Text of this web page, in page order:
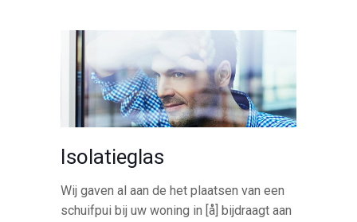
Isolatieglas
Wij gaven al aan de het plaatsen van een
schuifpui bij uw woning in [å] bijdraagt aan